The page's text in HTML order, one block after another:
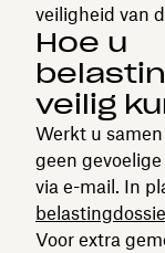
veiligheid van
Hoe u
veilig
Werkt u
geen
via e-mail. In
Voor extra